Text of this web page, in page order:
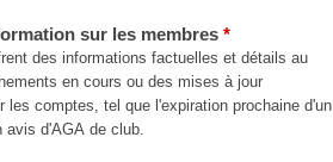
sur les membres
des informations factuelles et détails au
en cours ou des mises à jour
les comptes, tel que l'expiration prochaine d'un
avis d'AGA de club.